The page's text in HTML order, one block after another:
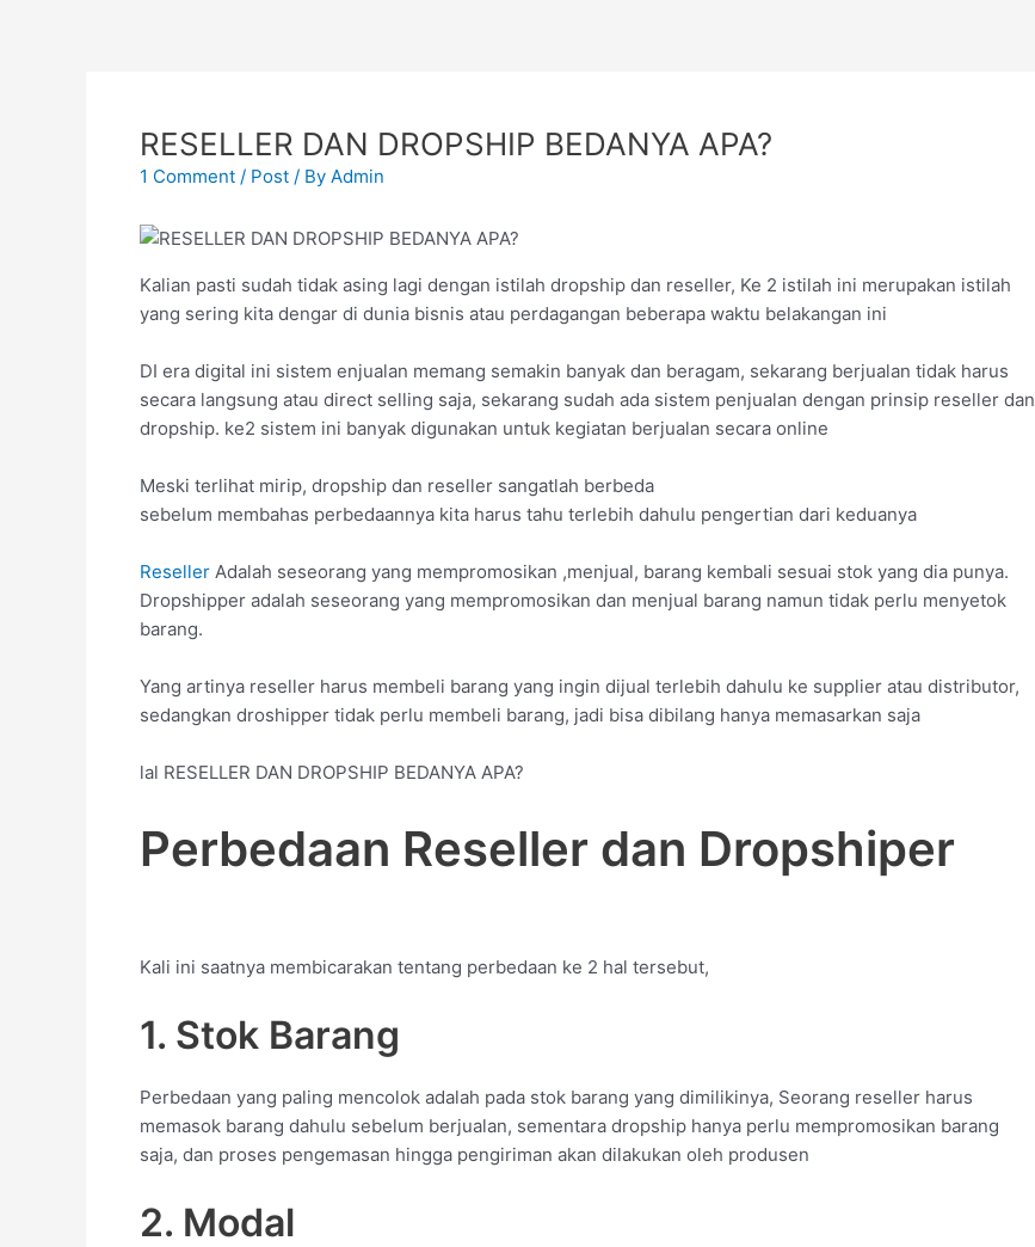
RESELLER DAN DROPSHIP BEDANYA APA?
1 Comment / Post / By Admin
Kalian pasti sudah tidak asing lagi dengan istilah dropship dan reseller, Ke 2 istilah ini merupakan istilah
yang sering kita dengar di dunia bisnis atau perdagangan beberapa waktu belakangan ini
DI era digital ini sistem enjualan memang semakin banyak dan beragam, sekarang berjualan tidak harus
secara langsung atau direct selling saja, sekarang sudah ada sistem penjualan dengan prinsip reseller dan
dropship. ke2 sistem ini banyak digunakan untuk kegiatan berjualan secara online
Meski terlihat mirip, dropship dan reseller sangatlah berbeda
sebelum membahas perbedaannya kita harus tahu terlebih dahulu pengertian dari keduanya
Reseller Adalah seseorang yang mempromosikan ,menjual, barang kembali sesuai stok yang dia punya.
Dropshipper adalah seseorang yang mempromosikan dan menjual barang namun tidak perlu menyetok
barang.
Yang artinya reseller harus membeli barang yang ingin dijual terlebih dahulu ke supplier atau distributor,
sedangkan droshipper tidak perlu membeli barang, jadi bisa dibilang hanya memasarkan saja
lal RESELLER DAN DROPSHIP BEDANYA APA?
Perbedaan Reseller dan Dropshiper
Kali ini saatnya membicarakan tentang perbedaan ke 2 hal tersebut,
1. Stok Barang
Perbedaan yang paling mencolok adalah pada stok barang yang dimilikinya, Seorang reseller harus
memasok barang dahulu sebelum berjualan, sementara dropship hanya perlu mempromosikan barang
saja, dan proses pengemasan hingga pengiriman akan dilakukan oleh produsen
2. Modal